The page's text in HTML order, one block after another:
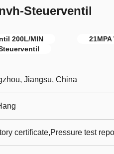
Steuerventil
200L/MIN
Jiangsu, China
certificate,Pressure test